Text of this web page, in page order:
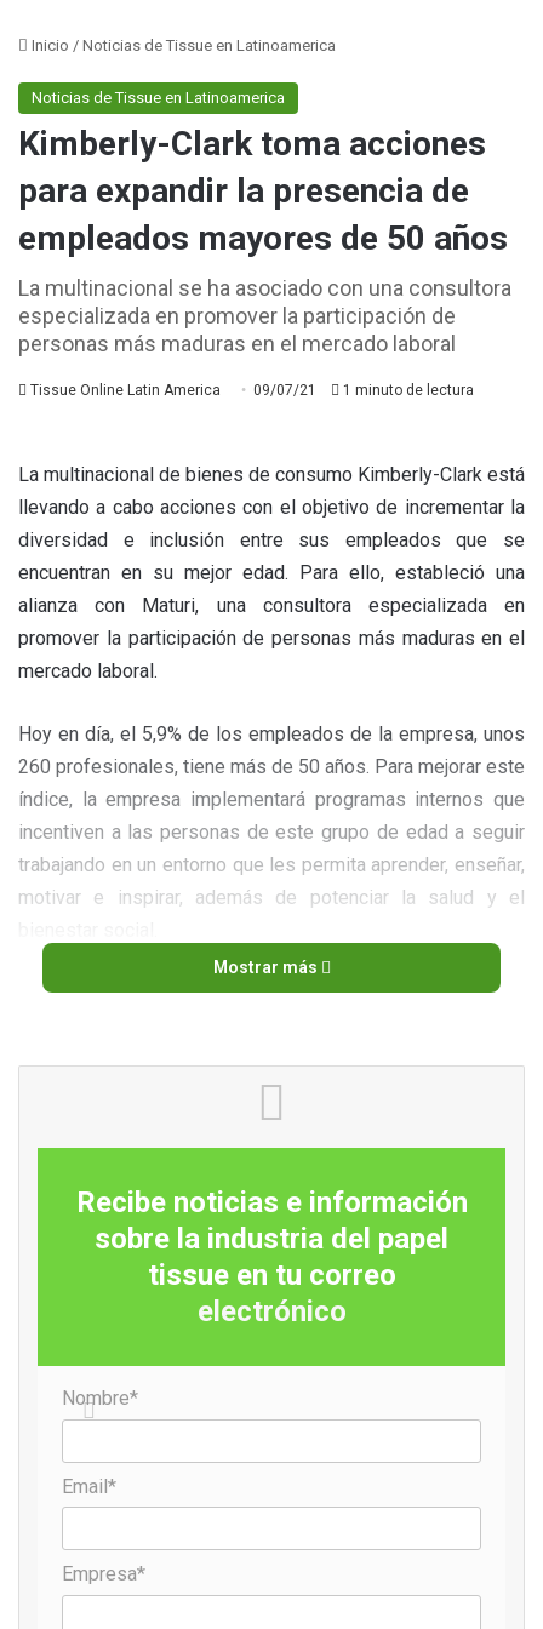
Inicio / Noticias de Tissue en Latinoamerica
Noticias de Tissue en Latinoamerica
Kimberly-Clark toma acciones
para expandir la presencia de
empleados mayores de 50 años
La multinacional se ha asociado con una consultora
especializada en promover la participación de
personas más maduras en el mercado laboral
Tissue Online Latin America 09/07/21 1 minuto de lectura
La multinacional de bienes de consumo Kimberly-Clark está
llevando a cabo acciones con el objetivo de incrementar la
diversidad e inclusión entre sus empleados que se
encuentran en su mejor edad. Para ello, estableció una
alianza con Maturi, una consultora especializada en
promover la participación de personas más maduras en el
mercado laboral.
Hoy en día, el 5,9% de los empleados de la empresa, unos
260 profesionales, tiene más de 50 años. Para mejorar este
índice, la empresa implementará programas internos que
incentiven a las personas de este grupo de edad a seguir
trabajando en un entorno que les permita aprender, enseñar,
motivar e inspirar, además de potenciar la salud y el
En un primer momento, a través de la alianza con la startup,
trabajo, experiencia y metas a futuro. La encuesta
entrevistó a empleados de todas las ubicaciones, sectores
la empresa y encontró, entre otras cosas, que el 69,99% de
los participantes están pensando en jubilarse en la
empresa. Los resultados se utilizarán como base para
programar nuevas acciones y políticas dedicadas al pilar de
sensibilización sobre el tema y talleres con líderes K-C y
debate y reflexiones sobre los próximos pasos.
Candice Pomi, directora de comportamiento del consumidor
de Kimberly-Clark, explica que estas iniciativas están
Mostrar más
Recibe noticias e información
sobre la industria del papel
tissue en tu correo
electrónico
Nombre*
Email*
Empresa*